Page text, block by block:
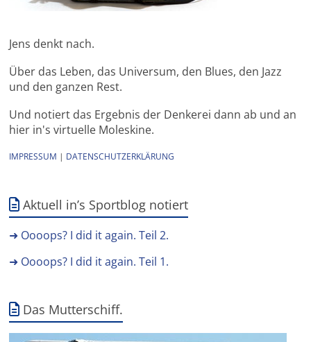
Jens denkt nach.
Über das Leben, das Universum, den Blues, den Jazz
und den ganzen Rest.
Und notiert das Ergebnis der Denkerei dann ab und an
hier in's virtuelle Moleskine.
IMPRESSUM | DATENSCHUTZERKLÄRUNG
Aktuell in’s Sportblog notiert
➜ Oooops? I did it again. Teil 2.
➜ Oooops? I did it again. Teil 1.
Das Mutterschiff.